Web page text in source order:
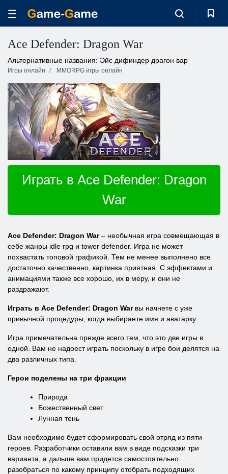
Ace Defender: Dragon War
Альтернативные названия: Эйс дифиндер драгон вар
Игры онлайн MMORPG игры онлайн
Играть в Ace Defender: Dragon
War
Ace Defender: Dragon War– необычная игра совмещающая в
себе жанры idle rpg и tower defender. Игра не может
похвастать топовой графикой. Тем не менее выполнено все
достаточно качественно, картинка приятная. С эффектами и
анимациями также все хорошо, их в меру, и они не
раздражают.
Играть в Ace Defender: Dragon Warвы начнете с уже
привычной процедуры, когда выбираете имя и аватарку.
Игра примечательна прежде всего тем, что это две игры в
одной. Вам не надоест играть поскольку в игре бои делятся на
два различных типа.
Герои поделены на три фракции
Природа
Божественный свет
Лунная тень
Вам необходимо будет сформировать свой отряд из пяти
героев. Разработчики оставили вам в виде подсказки три
варианта, а дальше вам придется самостоятельно
разобраться по какому принципу отобрать подходящих